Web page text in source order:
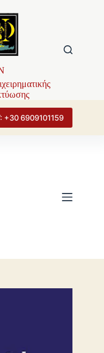
+30 6909101159